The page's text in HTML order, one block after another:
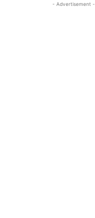
- Advertisement -